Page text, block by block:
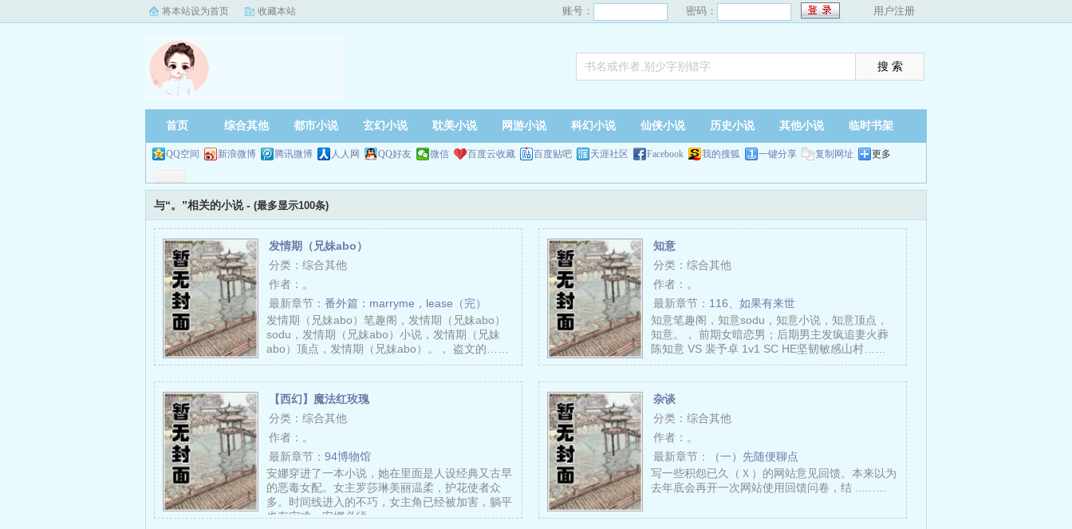
将本站设为首页 收藏本站 账号： 密码： 用户注册
首页 综合其他 都市小说 玄幻小说 耽美小说 网游小说 科幻小说 仙侠小说 历史小说 其他小说 临时书架
QQ空间 新浪微博 腾讯微博 人人网 QQ好友 微信 百度云收藏 百度贴吧 天涯社区 Facebook 我的搜狐 一键分享 复制网址 更多
与“。”相关的小说 - (最多显示100条)
发情期（兄妹abo）
分类：综合其他
作者： 。
最新章节： 番外篇：marryme，lease（完）
发情期（兄妹abo）笔趣阁，发情期（兄妹abo）
sodu，发情期（兄妹abo）小说，发情期（兄妹
abo）顶点，发情期（兄妹abo）。， 盗文的……
知意
分类：综合其他
作者： 。
最新章节： 116、如果有来世
知意笔趣阁，知意sodu，知意小说，知意顶点，
知意。， 前期女暗恋男；后期男主发疯追妻火葬
陈知意 VS 裴予卓 1v1 SC HE坚韧敏感山村……
【西幻】魔法红玫瑰
分类：综合其他
作者： 。
最新章节： 94博物馆
安娜穿进了一本小说，她在里面是人设经典又古早
的恶毒女配。女主罗莎琳美丽温柔，护花使者众
多。时间线进入的不巧，女主角已经被加害，躺平
也有灾难，安娜必须……
杂谈
分类：综合其他
作者： 。
最新章节：
（一）先随便聊点
写一些积怨已久（Ｘ）的网站意见回馈。本来以为
去年底会再开一次网站使用回馈问卷，结 ...……